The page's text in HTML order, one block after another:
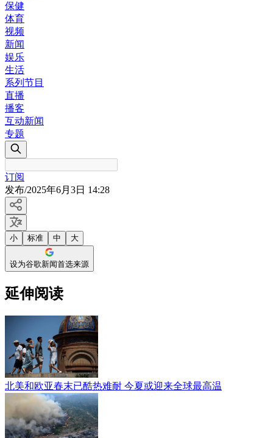
保健
体育
视频
新闻
娱乐
生活
系列节目
直播
播客
互动新闻
专题
订阅
发布/2025年6月3日 14:28
小 标准 中 大
设为谷歌新闻首选来源
延伸阅读
北美和欧亚春末已酷热难耐 今夏或迎来全球最高温